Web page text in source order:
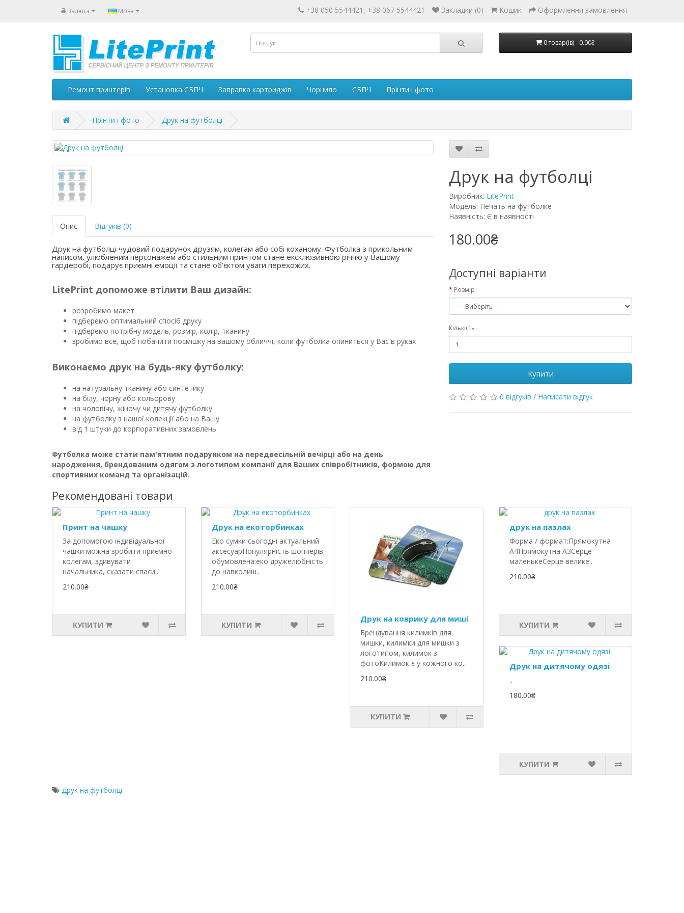
₴ Валюта Мова +38 050 5544421, +38 067 5544421 Закладки (0) Кошик Оформлення замовлення
0 товар(ів) - 0.00₴
Ремонт принтерів Установка СБПЧ Заправка картриджів Чорнило СБПЧ Прінти і фото
Прінти і фото Друк на футболці
Опис Відгуків (0)
Друк на футболці чудовий подарунок друзям, колегам або собі коханому. Футболка з прикольним
написом, улюбленим персонажем або стильним принтом стане ексклюзивною річчю у Вашому
гардеробі, подарує приємні емоції та стане об'єктом уваги перехожих.
LitePrint допоможе втілити Ваш дизайн:
розробимо макет
підберемо оптимальний спосіб друку
підберемо потрібну модель, розмір, колір, тканину
зробимо все, щоб побачити посмішку на вашому обличчі, коли футболка опиниться у Вас в руках
Виконаємо друк на будь-яку футболку:
на натуральну тканину або синтетику
на білу, чорну або кольорову
на чоловічу, жіночу чи дитячу футболку
на футболку з нашої колекції або на Вашу
від 1 штуки до корпоративних замовлень
Футболка може стати пам'ятним подарунком на передвесільній вечірці або на день
народження, брендованим одягом з логотипом компанії для Ваших співробітників, формою для
спортивних команд та організацій.
Друк на футболці
Виробник: LitePrint
Модель: Печать на футболке
Наявність: Є в наявності
180.00₴
Доступні варіанти
Розмір
Кількість
Купити
0 відгуків / Написати відгук
Рекомендовані товари
Принт на чашку
За допомогою індивідуальної
чашки можна зробити приємно
колегам, здивувати
начальника, сказати спаси..
210.00₴
КУПИТИ
Друк на екоторбинках
Еко сумки сьогодні актуальний
аксесуарПопулярність шопперів
обумовлена:еко дружелюбність
до навколиш..
210.00₴
КУПИТИ
Друк на коврику для миші
Брендування килимків для
мишки, килимки для мишки з
логотипом, килимок з
фото Килимок є у кожного ко..
210.00₴
КУПИТИ
друк на пазлах
Форма / формат:Прямокутна
A4Прямокутна A3Серце
маленькеСерце велике..
210.00₴
КУПИТИ
Друк на дитячому одязі
..
180.00₴
КУПИТИ
Друк на футболці